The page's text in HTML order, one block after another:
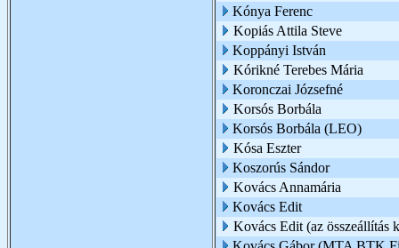
Kónya Ferenc
Kopiás Attila Steve
Koppányi István
Kórikné Terebes Mária
Koronczai Józsefné
Korsós Borbála
Korsós Borbála (LEO)
Kósa Eszter
Koszorús Sándor
Kovács Annamária
Kovács Edit
Kovács Edit (az összeállítás